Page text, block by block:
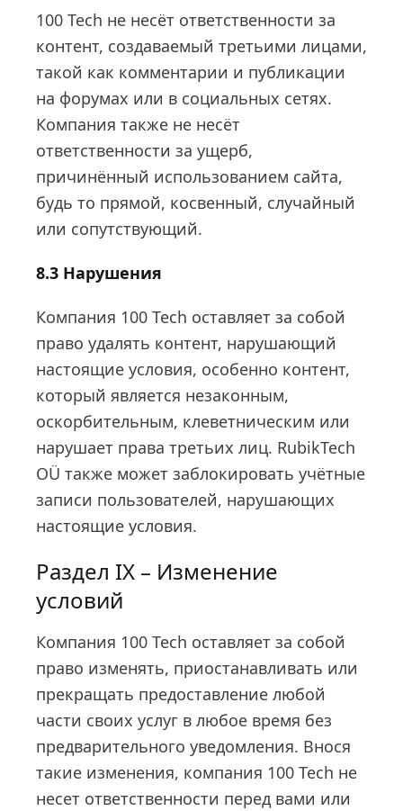
100 Tech не несёт ответственности за
контент, создаваемый третьими лицами,
такой как комментарии и публикации
на форумах или в социальных сетях.
Компания также не несёт
ответственности за ущерб,
причинённый использованием сайта,
будь то прямой, косвенный, случайный
или сопутствующий.
8.3 Нарушения
Компания 100 Tech оставляет за собой
право удалять контент, нарушающий
настоящие условия, особенно контент,
который является незаконным,
оскорбительным, клеветническим или
нарушает права третьих лиц. RubikTech
OÜ также может заблокировать учётные
записи пользователей, нарушающих
настоящие условия.
Раздел IX – Изменение
условий
Компания 100 Tech оставляет за собой
право изменять, приостанавливать или
прекращать предоставление любой
части своих услуг в любое время без
предварительного уведомления. Внося
такие изменения, компания 100 Tech не
несет ответственности перед вами или